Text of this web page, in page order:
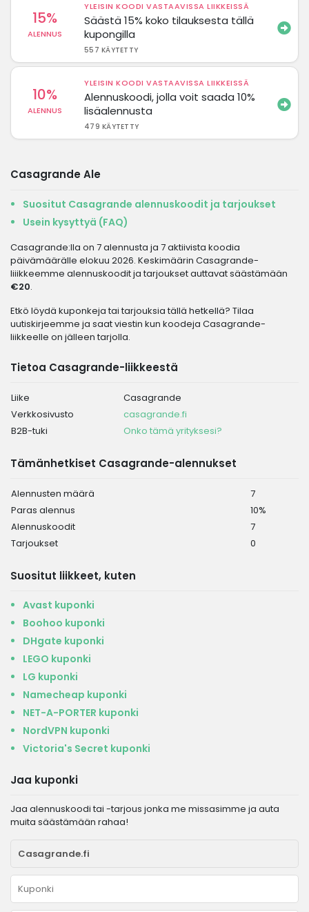
15%
ALENNUS
YLEISIN KOODI VASTAAVISSA LIIKKEISSÄ
Säästä 15% koko tilauksesta tällä
kupongilla
557 KÄYTETTY
10%
ALENNUS
YLEISIN KOODI VASTAAVISSA LIIKKEISSÄ
Alennuskoodi, jolla voit saada 10%
lisäalennusta
479 KÄYTETTY
Casagrande Ale
Suositut Casagrande alennuskoodit ja tarjoukset
Usein kysyttyä (FAQ)
Casagrande:lla on 7 alennusta ja 7 aktiivista koodia
päivämäärälle elokuu 2026. Keskimäärin Casagrande-
liiikkeemme alennuskoodit ja tarjoukset auttavat säästämään
€20.
Etkö löydä kuponkeja tai tarjouksia tällä hetkellä? Tilaa
uutiskirjeemme ja saat viestin kun koodeja Casagrande-
liikkeelle on jälleen tarjolla.
Tietoa Casagrande-liikkeestä
Liike
Casagrande
Verkkosivusto
casagrande.fi
B2B-tuki
Onko tämä yrityksesi?
Tämänhetkiset Casagrande-alennukset
Alennusten määrä
7
Paras alennus
10%
Alennuskoodit
7
Tarjoukset
0
Suositut liikkeet, kuten
Avast kuponki
Boohoo kuponki
DHgate kuponki
LEGO kuponki
LG kuponki
Namecheap kuponki
NET-A-PORTER kuponki
NordVPN kuponki
Victoria's Secret kuponki
Jaa kuponki
Jaa alennuskoodi tai -tarjous jonka me missasimme ja auta
muita säästämään rahaa!